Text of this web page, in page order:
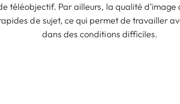
téléobjectif. Par ailleurs, la qualité
de sujet, ce qui permet de travailler
dans des conditions difficiles.